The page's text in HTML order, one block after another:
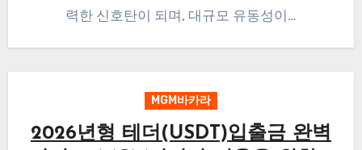
력한 신호탄이 되며, 대규모 유동성이…
MGM바카라
2026년형 테더(USDT)입출금 완벽